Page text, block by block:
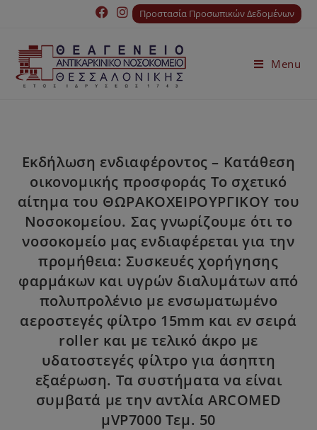
Προστασία Προσωπικών Δεδομένων
Menu
Εκδήλωση ενδιαφέροντος – Κατάθεση
οικονομικής προσφοράς Το σχετικό
αίτημα του ΘΩΡΑΚΟΧΕΙΡΟΥΡΓΙΚΟΥ του
Νοσοκομείου. Σας γνωρίζουμε ότι το
νοσοκομείο μας ενδιαφέρεται για την
προμήθεια: Συσκευές χορήγησης
φαρμάκων και υγρών διαλυμάτων από
πολυπρολένιο με ενσωματωμένο
αεροστεγές φίλτρο 15mm και εν σειρά
roller και με τελικό άκρο με
υδατοστεγές φίλτρο για άσηπτη
εξαέρωση. Τα συστήματα να είναι
συμβατά με την αντλία ARCOMED
μVP7000 Τεμ. 50